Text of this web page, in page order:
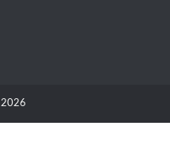
2026